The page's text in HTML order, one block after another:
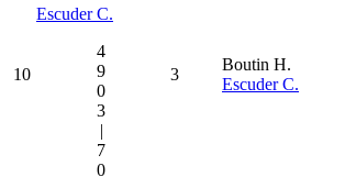
10
Escuder C.
4
9
0
3
|
7
0
3
Boutin H.
Escuder C.